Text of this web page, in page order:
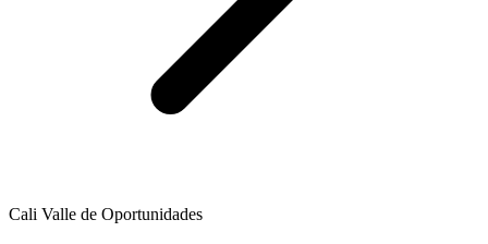
Cali Valle de Oportunidades